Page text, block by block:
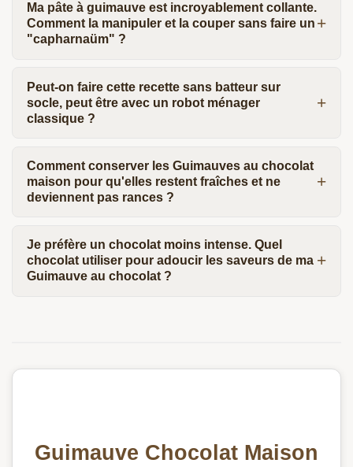
Ma pâte à guimauve est incroyablement collante.
Comment la manipuler et la couper sans faire un
"capharnaüm" ?
Peut-on faire cette recette sans batteur sur
socle, peut être avec un robot ménager
classique ?
Comment conserver les Guimauves au chocolat
maison pour qu'elles restent fraîches et ne
deviennent pas rances ?
Je préfère un chocolat moins intense. Quel
chocolat utiliser pour adoucir les saveurs de ma
Guimauve au chocolat ?
Guimauve Chocolat Maison